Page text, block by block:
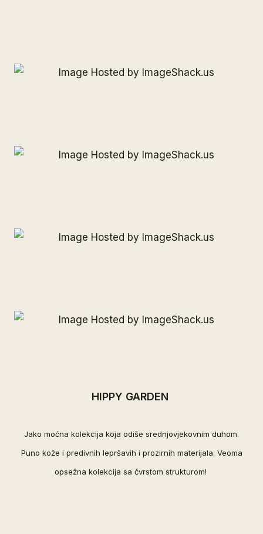
HIPPY GARDEN
Jako moćna kolekcija koja odiše srednjovjekovnim duhom.
Puno kože i predivnih lepršavih i prozirnih materijala. Veoma
opsežna kolekcija sa čvrstom strukturom!